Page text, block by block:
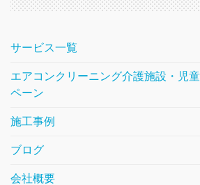
サービス一覧
エアコンクリーニング介護施設・児
ペーン
施工事例
ブログ
会社概要